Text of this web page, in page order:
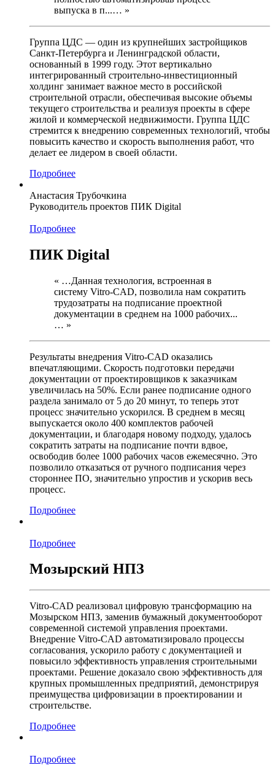
выпуска в п...… »
Группа ЦДС — один из крупнейших застройщиков
Санкт-Петербурга и Ленинградской области,
основанный в 1999 году. Этот вертикально
интегрированный строительно-инвестиционный
холдинг занимает важное место в российской
строительной отрасли, обеспечивая высокие объемы
текущего строительства и реализуя проекты в сфере
жилой и коммерческой недвижимости. Группа ЦДС
стремится к внедрению современных технологий, чтобы
повысить качество и скорость выполнения работ, что
делает ее лидером в своей области.
Подробнее
Анастасия Трубочкина
Руководитель проектов ПИК Digital
Подробнее
ПИК Digital
« …Данная технология, встроенная в
систему Vitro-CAD, позволила нам сократить
трудозатраты на подписание проектной
документации в среднем на 1000 рабочих...
… »
Результаты внедрения Vitro-CAD оказались
впечатляющими. Скорость подготовки передачи
документации от проектировщиков к заказчикам
увеличилась на 50%. Если ранее подписание одного
раздела занимало от 5 до 20 минут, то теперь этот
процесс значительно ускорился. В среднем в месяц
выпускается около 400 комплектов рабочей
документации, и благодаря новому подходу, удалось
сократить затраты на подписание почти вдвое,
освободив более 1000 рабочих часов ежемесячно. Это
позволило отказаться от ручного подписания через
стороннее ПО, значительно упростив и ускорив весь
процесс.
Подробнее
Подробнее
Мозырский НПЗ
Vitro-CAD реализовал цифровую трансформацию на
Мозырском НПЗ, заменив бумажный документооборот
современной системой управления проектами.
Внедрение Vitro-CAD автоматизировало процессы
согласования, ускорило работу с документацией и
повысило эффективность управления строительными
проектами. Решение доказало свою эффективность для
крупных промышленных предприятий, демонстрируя
преимущества цифровизации в проектировании и
строительстве.
Подробнее
Подробнее